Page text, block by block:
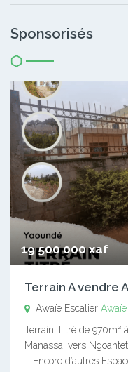
Sponsorisés
19 500 000 xaf
Terrain A vendre
Awaïe Escalier
Terrain Titré de 970m²
Manassa, vers
– Encore d’autres